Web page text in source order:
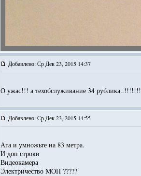
Добавлено: Ср Дек 23, 2015 14:37
О ужас!!! а техобслуживание 34
Добавлено: Ср Дек 23, 2015 14:55
Ага и умножьте на 83 метра.
И доп строки
Видеокамера
Электричество МОП ?????